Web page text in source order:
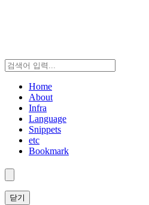
Home
About
Infra
Language
Snippets
etc
Bookmark
닫기